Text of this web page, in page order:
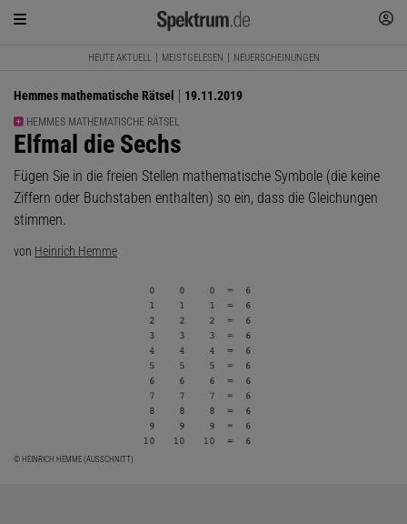
HEUTE AKTUELL MEISTGELESEN NEUERSCHEINUNGEN
Hemmes mathematische Rätsel 19.11.2019
HEMMES MATHEMATISCHE RÄTSEL
:
Elfmal die Sechs
Fügen Sie in die freien Stellen mathematische Symbole (die keine
Ziffern oder Buchstaben enthalten) so ein, dass die Gleichungen
stimmen.
von Heinrich Hemme
© HEINRICH HEMME (AUSSCHNITT)